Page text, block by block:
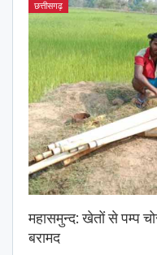
छत्तीसगढ़
महासमुन्द: खेतों से पम्प
बरामद